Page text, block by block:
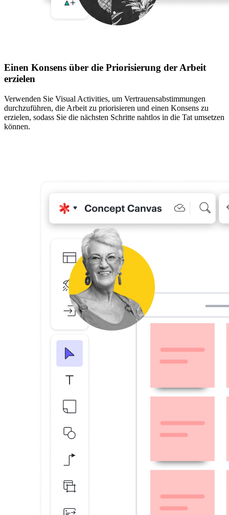
Einen Konsens über die Priorisierung der Arbeit
erzielen
Verwenden Sie Visual Activities, um Vertrauensabstimmungen
durchzuführen, die Arbeit zu priorisieren und einen Konsens zu
erzielen, sodass Sie die nächsten Schritte nahtlos in die Tat umsetzen
können.